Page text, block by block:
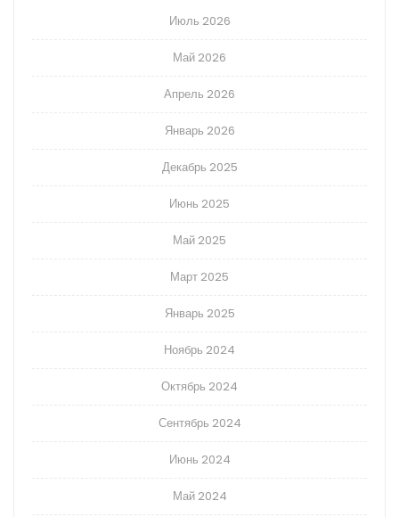
Июль 2026
Май 2026
Апрель 2026
Январь 2026
Декабрь 2025
Июнь 2025
Май 2025
Март 2025
Январь 2025
Ноябрь 2024
Октябрь 2024
Сентябрь 2024
Июнь 2024
Май 2024